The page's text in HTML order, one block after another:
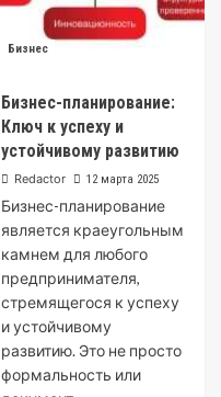
Бизнес
Бизнес-планирование:
Ключ к успеху и
устойчивому развитию
Redactor 12 марта 2025
Бизнес-планирование
является краеугольным
камнем для любого
предпринимателя,
стремящегося к успеху
и устойчивому
развитию. Это не просто
формальность или